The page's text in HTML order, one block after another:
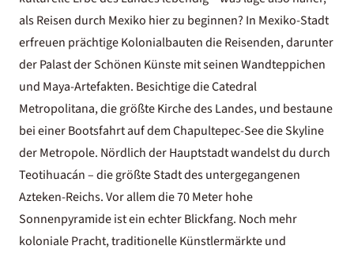
als Reisen durch Mexiko hier zu beginnen? In Mexiko-Stadt
erfreuen prächtige Kolonialbauten die Reisenden, darunter
der Palast der Schönen Künste mit seinen Wandteppichen
und Maya-Artefakten. Besichtige die Catedral
Metropolitana, die größte Kirche des Landes, und bestaune
bei einer Bootsfahrt auf dem Chapultepec-See die Skyline
der Metropole. Nördlich der Hauptstadt wandelst du durch
Teotihuacán – die größte Stadt des untergegangenen
Azteken-Reichs. Vor allem die 70 Meter hohe
Sonnenpyramide ist ein echter Blickfang. Noch mehr
koloniale Pracht, traditionelle Künstlermärkte und